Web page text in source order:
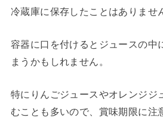
冷蔵庫に保存したことはありませ
容器に口を付けるとジュースの中
まうかもしれません。
特にりんごジュースやオレンジジ
むことも多いので、賞味期限に注